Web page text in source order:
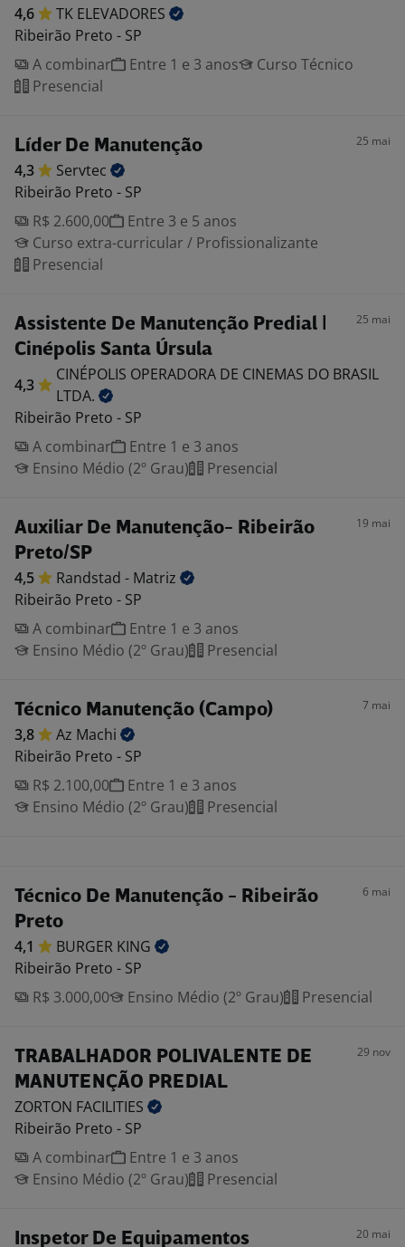
4,6 TK ELEVADORES
Ribeirão Preto - SP
A combinar
Entre 1 e 3 anos
Curso Técnico
Presencial
Líder De Manutenção 25 mai
4,3
Servtec
Ribeirão Preto - SP
R$ 2.600,00
Entre 3 e 5 anos
Curso extra-curricular / Profissionalizante
Presencial
Assistente De Manutenção Predial |
Cinépolis Santa Úrsula
25 mai
4,3
CINÉPOLIS OPERADORA DE CINEMAS DO BRASIL
LTDA.
Ribeirão Preto - SP
A combinar
Entre 1 e 3 anos
Ensino Médio (2º Grau)
Presencial
Auxiliar De Manutenção- Ribeirão
Preto/SP
19 mai
4,5 Randstad - Matriz
Ribeirão Preto - SP
A combinar
Entre 1 e 3 anos
Ensino Médio (2º Grau)
Presencial
Técnico Manutenção (Campo) 7 mai
3,8 Az Machi
Ribeirão Preto - SP
R$ 2.100,00
Entre 1 e 3 anos
Ensino Médio (2º Grau)
Presencial
Técnico De Manutenção - Ribeirão
Preto
6 mai
4,1 BURGER KING
Ribeirão Preto - SP
R$ 3.000,00
Ensino Médio (2º Grau) Presencial
TRABALHADOR POLIVALENTE DE
MANUTENÇÃO PREDIAL
29 nov
ZORTON FACILITIES
Ribeirão Preto - SP
A combinar
Entre 1 e 3 anos
Ensino Médio (2º Grau)
Presencial
Inspetor De Equipamentos 20 mai